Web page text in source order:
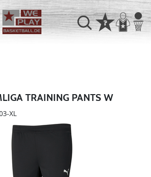
TRAINING PANTS W
XL